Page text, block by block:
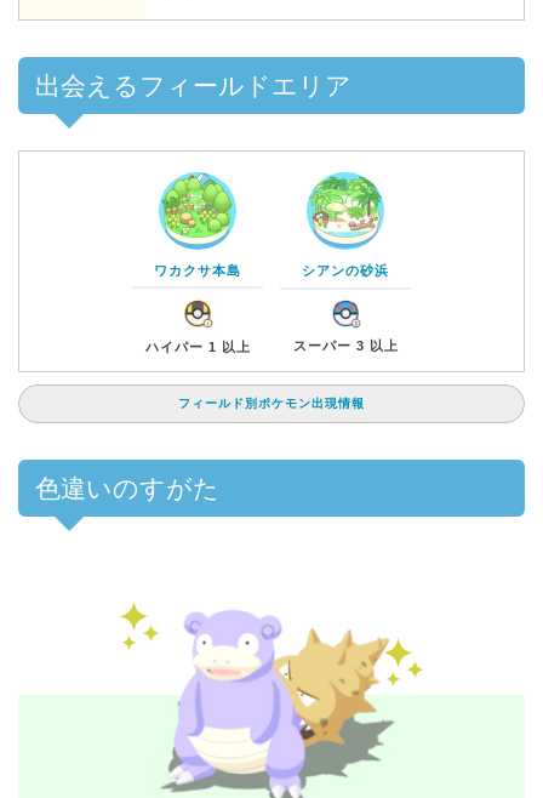
出会えるフィールドエリア
ワカクサ本島
ハイパー 1 以上
シアンの砂浜
スーパー 3 以上
フィールド別ポケモン出現情報
色違いのすがた